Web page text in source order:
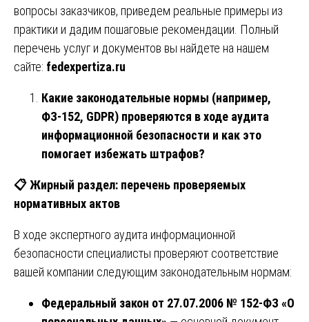
вопросы заказчиков, приведем реальные примеры из
практики и дадим пошаговые рекомендации. Полный
перечень услуг и документов вы найдете на нашем
сайте: fedexpertiza.ru
Какие законодательные нормы (например,
ФЗ-152, GDPR) проверяются в ходе аудита
информационной безопасности и как это
помогает избежать штрафов?
📋Жирный раздел: перечень проверяемых
нормативных актов
В ходе экспертного аудита информационной
безопасности специалисты проверяют соответствие
вашей компании следующим законодательным нормам:
Федеральный закон от 27.07.2006 № 152-ФЗ «О